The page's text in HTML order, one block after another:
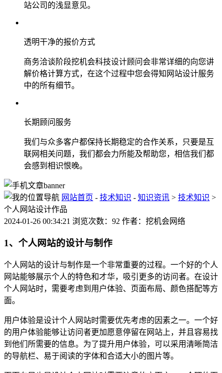
站公司的浅显意见。
透明干净的报价方式
商务洽谈阶段挖机会科技设计顾问会非常详细的向您讲
解价格计算方式，在这个过程中您会得知网站设计服务
中的所有细节。
长期顾问服务
我们与众多客户都保持长期稳定的合作关系，只要是互
联网相关问题，我们都会力所能及帮助您，相信我们都
会感到相识恨晚。
网站首页 - 技术知识 - 知识资讯 > 技术知识 >
个人网站设计作品
2024-01-26 00:34:21 浏览次数：92 作者：挖机会网络
1、个人网站的设计与制作
个人网站的设计与制作是一个非常重要的过程。一个好的个人
网站能够展示个人的特色和才华，吸引更多的访问者。在设计
个人网站时，需要考虑到用户体验、页面布局、颜色搭配等方
面。
用户体验是设计个人网站时需要优先考虑的因素之一。一个好
的用户体验能够让访问者更加愿意停留在网站上，并且容易找
到他们所需要的信息。为了提升用户体验，可以采用清晰简洁
的导航栏、易于阅读的字体和合适大小的图片等。